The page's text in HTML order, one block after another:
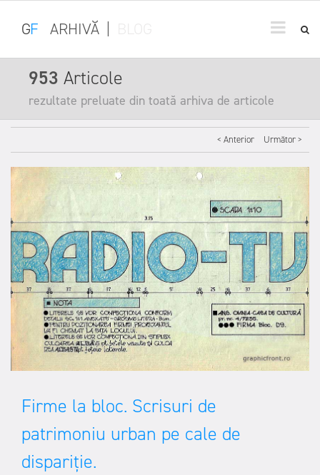
GF ARHIVĂ
953 Articole
rezultate preluate din toată arhiva de articole
< Anterior Următor >
Firme la bloc. Scrisuri de
patrimoniu urban pe cale de
dispariție.